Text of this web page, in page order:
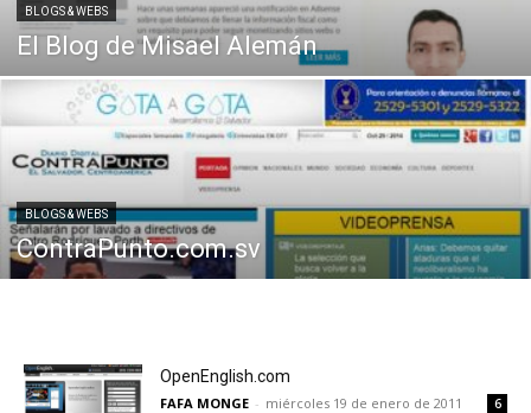
BLOGS & WEBS
El Blog de Misael Alemán
BLOGS & WEBS
ContraPunto.com.sv
OpenEnglish.com
FAFA MONGE - miércoles 19 de enero de 2011 6